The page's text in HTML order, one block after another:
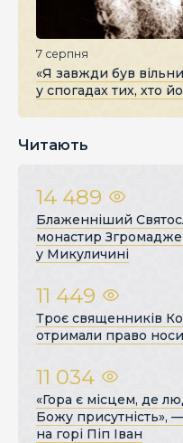
7 серпня
«Я завжди був
у спогадах тих, хто
Читають
14 489
Блаженніший
монастир
у Микуличині
11 449
Троє священників
отримали право
11 034
«Гора є місцем, де
Божу присутність»,
на горі Піп Іван